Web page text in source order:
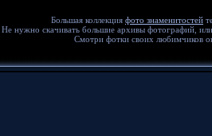
Большая коллекция фото знаменитостей
Не нужно скачивать большие архивы фотографий,
Смотри фотки своих любимчиков